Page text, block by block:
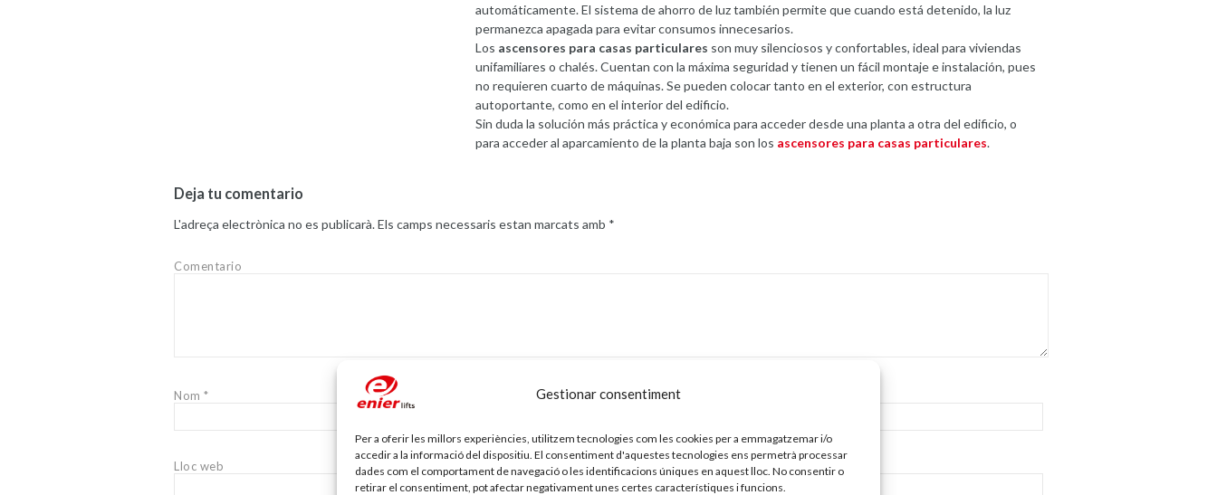
Gestionar consentiment
Per a oferir les millors experiències, utilitzem tecnologies com les cookies per a emmagatzemar i/o
accedir a la informació del dispositiu. El consentiment d'aquestes tecnologies ens permetrà processar
dades com el comportament de navegació o les identificacions úniques en aquest lloc. No consentir o
retirar el consentiment, pot afectar negativament unes certes característiques i funcions.
automáticamente. El sistema de ahorro de luz también permite que cuando está detenido, la luz
permanezca apagada para evitar consumos innecesarios.
Los ascensores para casas particulares son muy silenciosos y confortables, ideal para viviendas
unifamiliares o chalés. Cuentan con la máxima seguridad y tienen un fácil montaje e instalación, pues
no requieren cuarto de máquinas. Se pueden colocar tanto en el exterior, con estructura
autoportante, como en el interior del edificio.
Sin duda la solución más práctica y económica para acceder desde una planta a otra del edificio, o
para acceder al aparcamiento de la planta baja son los ascensores para casas particulares.
Deja tu comentario
L'adreça electrònica no es publicarà.Els camps necessaris estan marcats amb *
Comentario
Nom * Adreça electrònica
Lloc web